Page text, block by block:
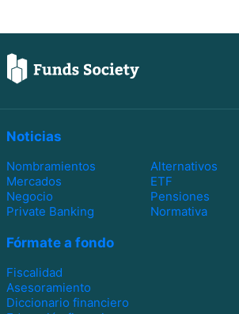
Noticias
Nombramientos
Alternativos
Mercados
ETF
Negocio
Pensiones
Private Banking
Normativa
Fórmate a fondo
Fiscalidad
Asesoramiento
Diccionario financiero